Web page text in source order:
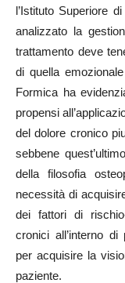
l’Istituto Superiore
analizzato la
trattamento deve
di quella
Formica ha
propensi
del dolore cronico
sebbene
della filosofia
necessità di
dei fattori di
cronici all’interno
per acquisire la
paziente.